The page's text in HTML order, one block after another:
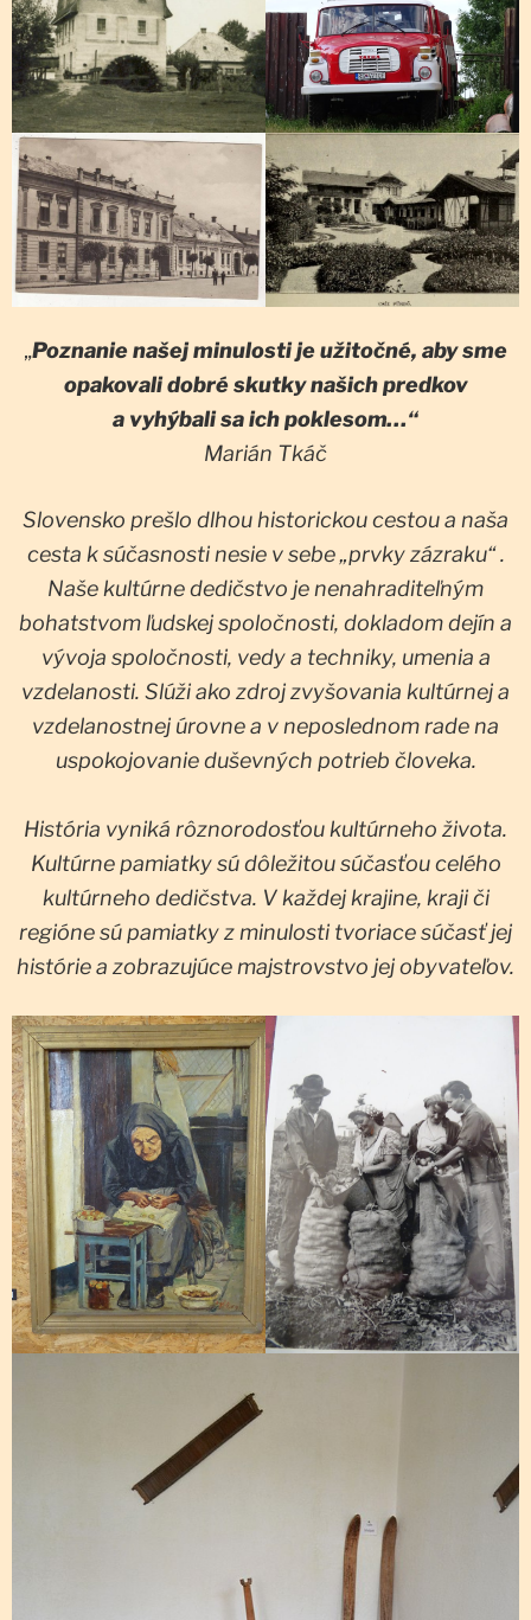
„Poznanie našej minulosti je užitočné, aby sme
opakovali dobré skutky našich predkov
a vyhýbali sa ich poklesom…“
Marián Tkáč
Slovensko prešlo dlhou historickou cestou a naša
cesta k súčasnosti nesie v sebe „prvky zázraku“ .
Naše kultúrne dedičstvo je nenahraditeľným
bohatstvom ľudskej spoločnosti, dokladom dejín a
vývoja spoločnosti, vedy a techniky, umenia a
vzdelanosti. Slúži ako zdroj zvyšovania kultúrnej a
vzdelanostnej úrovne a v neposlednom rade na
uspokojovanie duševných potrieb človeka.
História vyniká rôznorodosťou kultúrneho života.
Kultúrne pamiatky sú dôležitou súčasťou celého
kultúrneho dedičstva. V každej krajine, kraji či
regióne sú pamiatky z minulosti tvoriace súčasť jej
histórie a zobrazujúce majstrovstvo jej obyvateľov.